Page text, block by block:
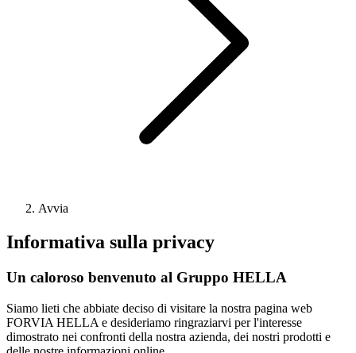
Avvia
Informativa sulla privacy
Un caloroso benvenuto al Gruppo HELLA
Siamo lieti che abbiate deciso di visitare la nostra pagina web
FORVIA HELLA e desideriamo ringraziarvi per l'interesse
dimostrato nei confronti della nostra azienda, dei nostri prodotti e